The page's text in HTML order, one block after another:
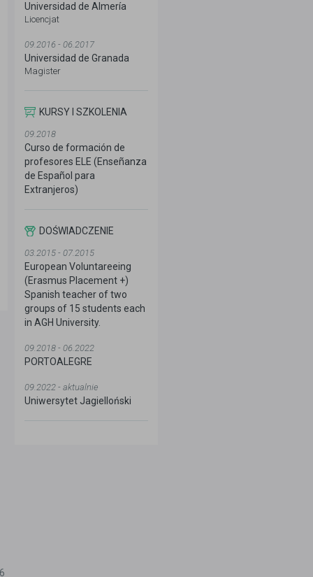
Universidad de Almería
Licencjat
09.2016 - 06.2017
Universidad de Granada
Magister
KURSY I SZKOLENIA
09.2018
Curso de formación de
profesores ELE (Enseñanza
de Español para
Extranjeros)
DOŚWIADCZENIE
03.2015 - 07.2015
European Voluntareeing
(Erasmus Placement +)
Spanish teacher of two
groups of 15 students each
in AGH University.
09.2018 - 06.2022
PORTOALEGRE
09.2022 - aktualnie
Uniwersytet Jagielloński